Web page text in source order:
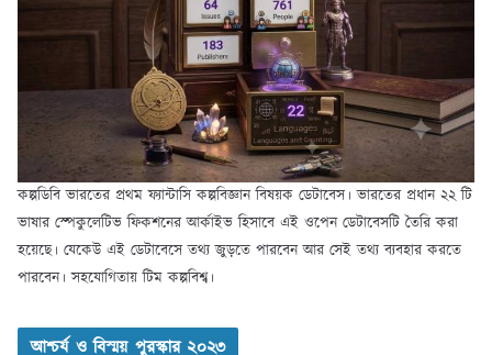
কল্পডিবি ভারতের প্রথম ফ্যান্টাসি কল্পবিজ্ঞান বিষয়ক ডেটাবেস। ভারতের প্রধান ২২ টি
ভাষার স্পেকুলেটিভ ফিকশনের আর্কাইভ হিসাবে এই ওপেন ডেটাবেসটি তৈরি করা
হয়েছে। যেকেউ এই ডেটাবেসে তথ্য জুড়তে পারবেন আর সেই তথ্য ব্যবহার করতে
পারবেন। সহযোগিতায় টিম কল্পবিশ্ব।
আশ্চর্য ও বিস্ময় পুরস্কার ২০২৩